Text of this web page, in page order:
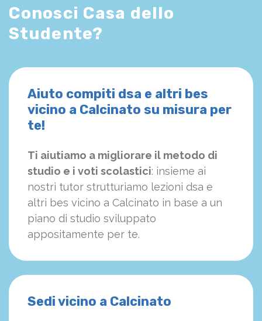
Conosci Casa dello
Studente?
Aiuto compiti dsa e altri bes
vicino a Calcinato su misura per
te!
Ti aiutiamo a migliorare il metodo di
studio e i voti scolastici: insieme ai
nostri tutor strutturiamo lezioni dsa e
altri bes vicino a Calcinato in base a un
piano di studio sviluppato
appositamente per te.
Sedi vicino a Calcinato